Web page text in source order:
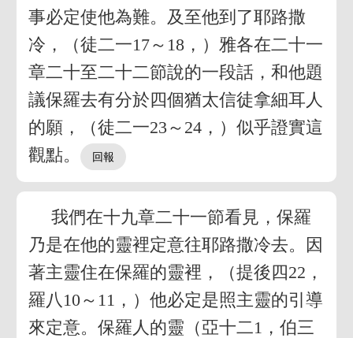
事必定使他為難。及至他到了耶路撒
冷，（徒二一17～18，）雅各在二十一
章二十至二十二節說的一段話，和他題
議保羅去有分於四個猶太信徒拿細耳人
的願，（徒二一23～24，）似乎證實這
觀點。
我們在十九章二十一節看見，保羅
乃是在他的靈裡定意往耶路撒冷去。因
著主靈住在保羅的靈裡，（提後四22，
羅八10～11，）他必定是照主靈的引導
來定意。保羅人的靈（亞十二1，伯三